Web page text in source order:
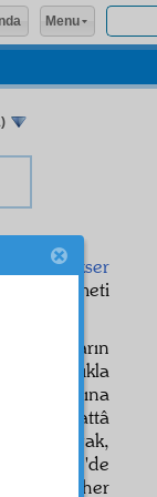
ındakiekser
hürmeti
çocukların
bir babalıkla
ına
Hattâ
yalın ayak,
'de
Hattâ her
Menu